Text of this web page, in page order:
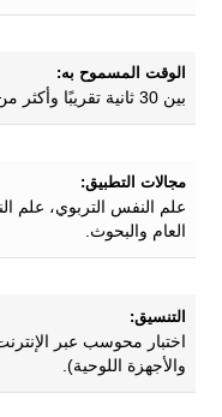
الوقت المسموح به:
بين 30 ثانية تقريبًا وأكثر من 10 دقائق.
مجالات التطبيق:
علم النفس التربوي، علم
العام والبحوث.
التنسيق:
اختبار محوسب عبر
والأجهزة اللوحية).